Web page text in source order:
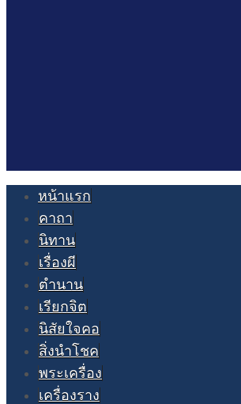
หน้าแรก
คาถา
นิทาน
เรื่องผี
ตำนาน
เรียกจิต
นิสัยใจคอ
สิ่งนำโชค
พระเครื่อง
เครื่องราง